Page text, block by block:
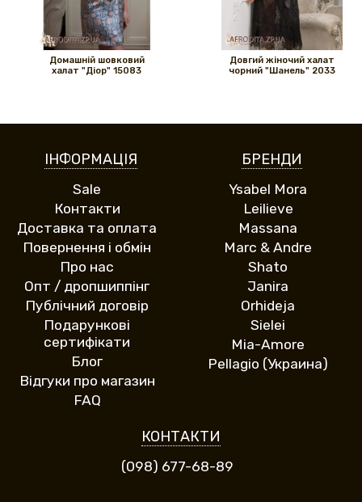
Домашній шовковий
халат "Діор" 15083
Довгий жіночий халат
чорний "Шанель" 2033
ІНФОРМАЦІЯ
Sale
Контакти
Доставка та оплата
Повернення і обмін
Про нас
Опт / дропшиппінг
Публічний договір
Подарункові
сертифікати
Блог
Відгуки про магазин
FAQ
БРЕНДИ
Ysabel Mora
Leilieve
Massana
Marc & Andre
Shato
Janira
Orhideja
Sielei
Mia-Amore
Pellagio (Украина)
КОНТАКТИ
(098) 677-68-89